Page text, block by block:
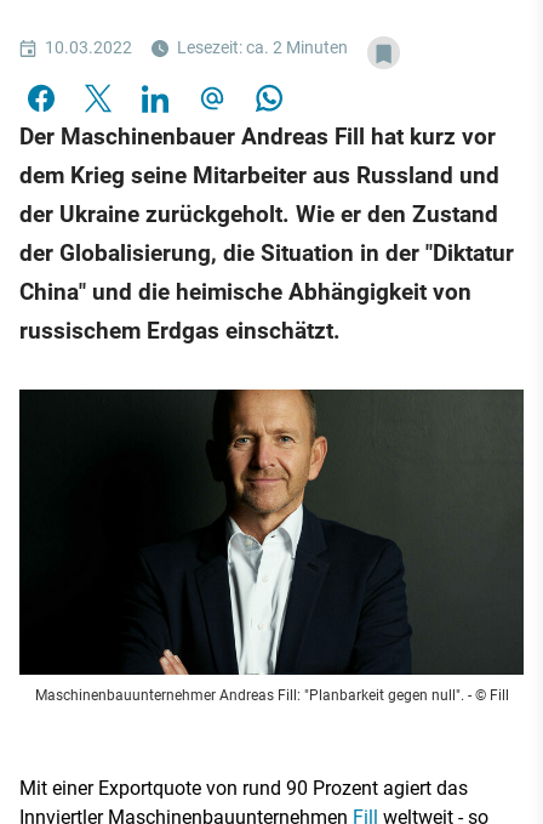
10.03.2022 Lesezeit: ca. 2 Minuten
Der Maschinenbauer Andreas Fill hat kurz vor
dem Krieg seine Mitarbeiter aus Russland und
der Ukraine zurückgeholt. Wie er den Zustand
der Globalisierung, die Situation in der "Diktatur
China" und die heimische Abhängigkeit von
russischem Erdgas einschätzt.
Maschinenbauunternehmer Andreas Fill: "Planbarkeit gegen null". - © Fill
Mit einer Exportquote von rund 90 Prozent agiert das
Innviertler Maschinenbauunternehmen Fill weltweit - so